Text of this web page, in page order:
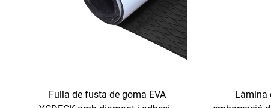
Fulla de fusta de goma EVA
Làmina